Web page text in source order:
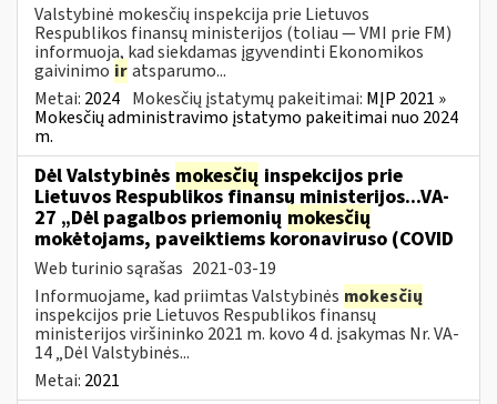
Valstybinė mokesčių inspekcija prie Lietuvos
Respublikos finansų ministerijos (toliau — VMI prie FM)
informuoja, kad siekdamas įgyvendinti Ekonomikos
gaivinimo iratsparumo...
Metai: 2024 Mokesčių įstatymų pakeitimai: MĮP 2021 »
Mokesčių administravimo įstatymo pakeitimai nuo 2024
m.
Dėl Valstybinės mokesčių inspekcijos prie
Lietuvos Respublikos finansų ministerijos...VA-
27 „Dėl pagalbos priemonių mokesčių
mokėtojams, paveiktiems koronaviruso (COVID
Web turinio sąrašas 2021-03-19
Informuojame, kad priimtas Valstybinės mokesčių
inspekcijos prie Lietuvos Respublikos finansų
ministerijos viršininko 2021 m. kovo 4 d. įsakymas Nr. VA-
14 „Dėl Valstybinės...
Metai: 2021